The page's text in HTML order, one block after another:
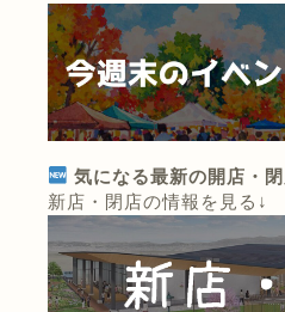
気になる最新の開店・
新店・閉店の情報を見る↓